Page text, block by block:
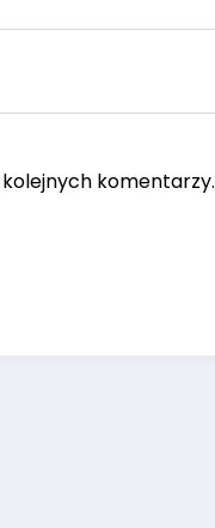
komentarzy.